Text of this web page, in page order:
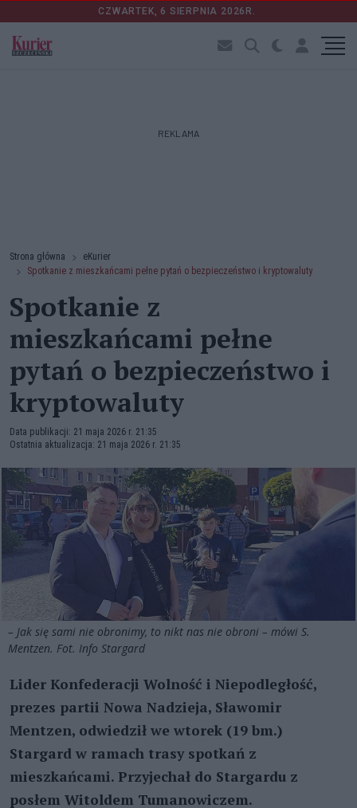
CZWARTEK, 6 SIERPNIA 2026R.
REKLAMA
Strona główna
eKurier
Spotkanie z mieszkańcami pełne pytań o bezpieczeństwo i kryptowaluty
Spotkanie z
mieszkańcami pełne
pytań o bezpieczeństwo i
kryptowaluty
Data publikacji: 21 maja 2026 r. 21:35
Ostatnia aktualizacja: 21 maja 2026 r. 21:35
– Jak się sami nie obronimy, to nikt nas nie obroni – mówi S.
Mentzen. Fot. Info Stargard
Lider Konfederacji Wolność i Niepodległość,
prezes partii Nowa Nadzieja, Sławomir
Mentzen, odwiedził we wtorek (19 bm.)
Stargard w ramach trasy spotkań z
mieszkańcami. Przyjechał do Stargardu z
posłem Witoldem Tumanowiczem.